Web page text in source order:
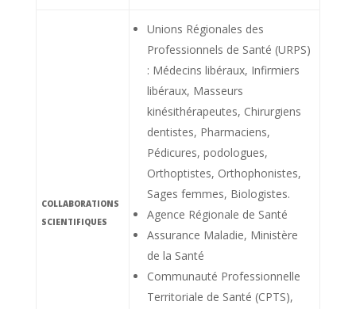
COLLABORATIONS
SCIENTIFIQUES
Unions Régionales des
Professionnels de Santé (URPS)
: Médecins libéraux, Infirmiers
libéraux, Masseurs
kinésithérapeutes, Chirurgiens
dentistes, Pharmaciens,
Pédicures, podologues,
Orthoptistes, Orthophonistes,
Sages femmes, Biologistes.
Agence Régionale de Santé
Assurance Maladie, Ministère
de la Santé
Communauté Professionnelle
Territoriale de Santé (CPTS),